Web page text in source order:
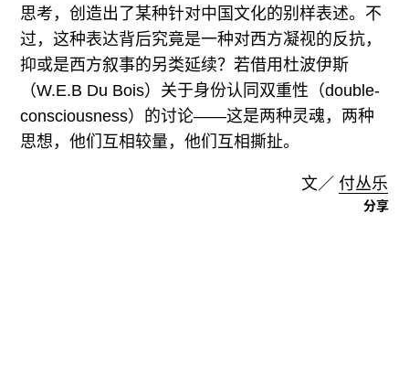
思考，创造出了某种针对中国文化的别样表述。不
过，这种表达背后究竟是一种对西方凝视的反抗，
抑或是西方叙事的另类延续？若借用杜波伊斯
（W.E.B Du Bois）关于身份认同双重性（double-
consciousness）的讨论——这是两种灵魂，两种
思想，他们互相较量，他们互相撕扯。
文／ 付丛乐
分享